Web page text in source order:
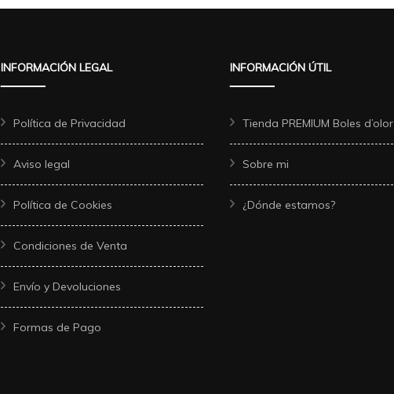
INFORMACIÓN LEGAL
Política de Privacidad
Aviso legal
Política de Cookies
Condiciones de Venta
Envío y Devoluciones
Formas de Pago
INFORMACIÓN ÚTIL
Tienda PREMIUM Boles d’olor
Sobre mi
¿Dónde estamos?